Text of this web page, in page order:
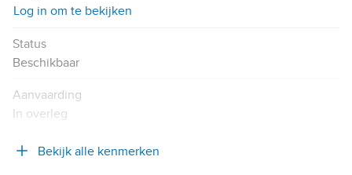
Log in om te bekijken
Status
Beschikbaar
Aanvaarding
In overleg
Bekijk alle kenmerken